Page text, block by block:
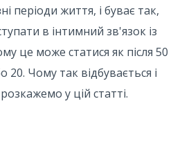
періоди життя, і буває так,
в інтимний зв'язок із
це може статися як після 50
20. Чому так відбувається і
у цій статті.